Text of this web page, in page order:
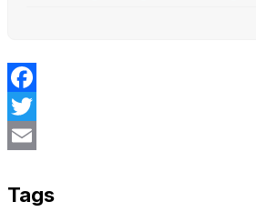
Facebook
Twitter
Tags